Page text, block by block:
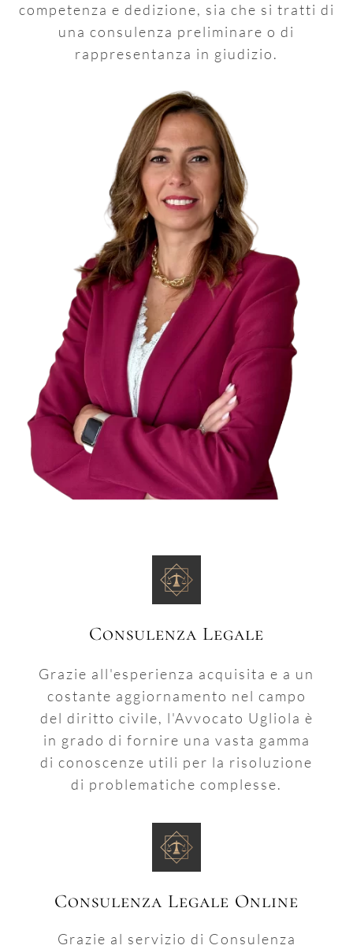
competenza e dedizione, sia che si tratti di
una consulenza preliminare o di
rappresentanza in giudizio.
Consulenza Legale
Grazie all'esperienza acquisita e a un
costante aggiornamento nel campo
del diritto civile, l'Avvocato Ugliola è
in grado di fornire una vasta gamma
di conoscenze utili per la risoluzione
di problematiche complesse.
Consulenza Legale Online
Grazie al servizio di Consulenza